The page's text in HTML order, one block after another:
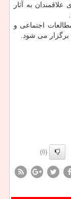
به آثار
اجتماعی و
برگزار می شود.
(0)